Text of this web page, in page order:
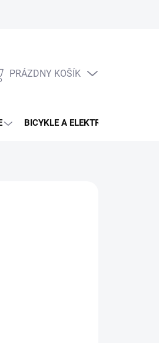
NÁKUPNÝ
PRÁZDNY KOŠÍK
BICYKLE A ELEKTRO BICYKLE